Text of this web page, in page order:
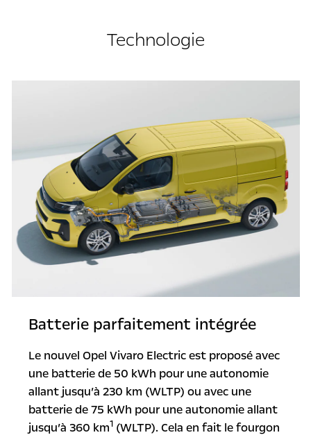
Technologie
Batterie parfaitement intégrée
Le nouvel Opel Vivaro Electric est proposé avec
une batterie de 50 kWh pour une autonomie
allant jusqu’à 230 km (WLTP) ou avec une
batterie de 75 kWh pour une autonomie allant
jusqu’à 360 km1(WLTP). Cela en fait le fourgon